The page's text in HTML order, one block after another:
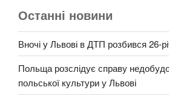
Останні новини
Вночі у Львові в ДТП розбився 26-
Польща розслідує справу
польської культури у Львові